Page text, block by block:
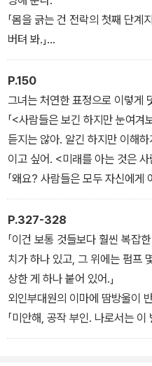
자 그룹과 조우한다. 왕년의 외
아프리카 흑인 주술사, 그리고 어
명의 노숙자뿐이다. 그들과 함
은 온갖 모험으로 이어진다. 카
외면한 세상을 위해 테러를 막
상가들로 변해 간다. 그들이 허
우는 과정이 이야기의 골격을 이
「몸을 긁는 건 전락의 첫째 단
버텨 봐.」
그제야 카산드라는 피부가 가렵
이 여기저기를 물어 놓은 탓이다.
손톱으로 부드러운 표피를 벅벅
하지만… 긁으면 얼마나 시원할
「전락의 둘째 단계는 <혼잣말>
알려준다.
「셋째 단계도 있지.」 페트나가
연히 알게 될 거다.」
- 1권
P.150
그녀는 처연한 표정으로 이렇게
「<사람들은 보긴 하지만 눈여
듣지는 않아. 알긴 하지만 이해
이고 싶어. <미래를 아는 것은 사
「왜요? 사람들은 모두 자신에게
할 것 같은데요.」
「너와 나, 우리는 미래에 관심을
간의 지평선을 보지 않으려고
때문이야. 미래를 생각하면, 자
을 보게 될까 봐 두려운 거야. 그
싶은데 말이야…. 그들의 길의 끝
기다리고 있지. 두 눈을 크게 뜨
든. 그게 너무도 힘든 거야.」
P.327-328
「이건 보통 것들보다 훨씬 복잡
치가 하나 있고, 그 위에는 펌프
상한 게 하나 붙어 있어.」
외인부대원의 이마에 땀방울이
「미안해, 공작 부인. 나로서는
할지 모르겠어. 내가 무슨 바보